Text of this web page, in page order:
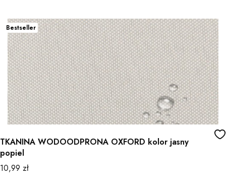
Bestseller
TKANINA WODOODPRONA OXFORD kolor jasny
popiel
Cena
10,99 zł